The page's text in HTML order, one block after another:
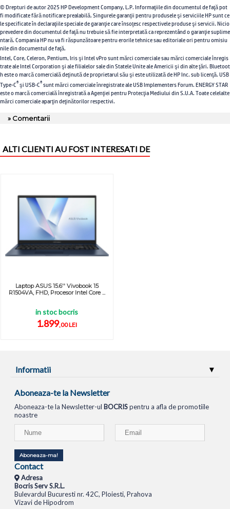
© Drepturi de autor 2025 HP Development Company, L.P. Informaţiile din documentul de faţă pot
fi modificate fără notificare prealabilă. Singurele garanţii pentru produsele şi serviciile HP sunt ce
le specificate în declaraţiile speciale de garanţie care însoţesc respectivele produse şi servicii. Nicio
prevedere din documentul de faţă nu trebuie să fie interpretată ca reprezentând o garanţie suplime
ntară. Compania HP nu va fi răspunzătoare pentru erorile tehnice sau editoriale ori pentru omisiu
nile din documentul de faţă.
Intel, Core, Celeron, Pentium, Iris şi Intel vPro sunt mărci comerciale sau mărci comerciale înregis
trate ale Intel Corporation şi ale filialelor sale din Statele Unite ale Americii şi din alte ţări. Bluetoot
h este o marcă comercială deţinută de proprietarul său şi este utilizată de HP Inc. sub licenţă. USB
Type-C®şi USB-C®sunt mărci comerciale înregistrate ale USB Implementers Forum. ENERGY STAR
este o marcă comercială înregistrată a Agenţiei pentru Protecţia Mediului din S.U.A. Toate celelalte
mărci comerciale aparţin deţinătorilor respectivi.
» Comentarii
ALTI CLIENTI AU FOST INTERESATI DE
Laptop ASUS 15.6'' Vivobook 15
R1504VA, FHD, Procesor Intel Core ...
in stoc bocris
1.899,00 LEI
Informatii
Aboneaza-te la Newsletter
Aboneaza-te la Newsletter-ul BOCRISpentru a afla de promotiile
noastre
Aboneaza-ma!
Contact
Adresa
Bocris Serv S.R.L.
Bulevardul Bucuresti nr. 42C, Ploiesti, Prahova
Vizavi de Hipodrom